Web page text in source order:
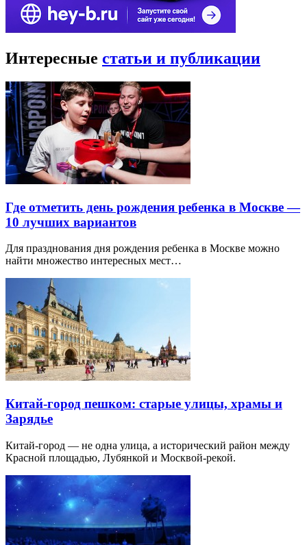
Интересные статьи и публикации
Где отметить день рождения ребенка в Москве —
10 лучших вариантов
Для празднования дня рождения ребенка в Москве можно
найти множество интересных мест…
Китай-город пешком: старые улицы, храмы и
Зарядье
Китай-город — не одна улица, а исторический район между
Красной площадью, Лубянкой и Москвой-рекой.